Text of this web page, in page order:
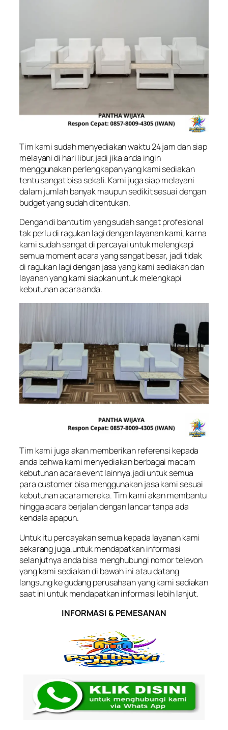
Tim kami sudah menyediakan waktu 24 jam dan siap
melayani di hari libur,jadi jika anda ingin
menggunakan perlengkapan yang kami sediakan
tentu sangat bisa sekali. Kami juga siap melayani
dalam jumlah banyak maupun sedikit sesuai dengan
budget yang sudah ditentukan.
Dengan di bantu tim yang sudah sangat profesional
tak perlu di ragukan lagi dengan layanan kami, karna
kami sudah sangat di percayai untuk melengkapi
semua moment acara yang sangat besar, jadi tidak
di ragukan lagi dengan jasa yang kami sediakan dan
layanan yang kami siapkan untuk melengkapi
kebutuhan acara anda.
Tim kami juga akan memberikan referensi kepada
anda bahwa kami menyediakan berbagai macam
kebutuhan acara event lainnya,jadi untuk semua
para customer bisa menggunakan jasa kami sesuai
kebutuhan acara mereka. Tim kami akan membantu
hingga acara berjalan dengan lancar tanpa ada
kendala apapun.
Untuk itu percayakan semua kepada layanan kami
sekarang juga,untuk mendapatkan informasi
selanjutnya anda bisa menghubungi nomor televon
yang kami sediakan di bawah ini atau datang
langsung ke gudang perusahaan yang kami sediakan
saat ini untuk mendapatkan informasi lebih lanjut.
INFORMASI & PEMESANAN